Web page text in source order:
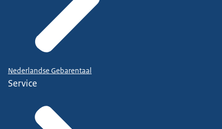
Nederlandse Gebarentaal
Service